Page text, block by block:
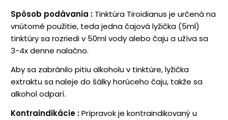
Spôsob podávania : Tinktúra Tiroidianus je určená na
vnútorné použitie, teda jedna čajová lyžička (5ml)
tinktúry sa rozriedi v 50ml vody alebo čaju a užíva sa
3-4x denne nalačno.
Aby sa zabránilo pitiu alkoholu v tinktúre, lyžička
extraktu sa naleje do šálky horúceho čaju, takže sa
alkohol odparí.
Kontraindikácie :Prípravok je kontraindikovaný u